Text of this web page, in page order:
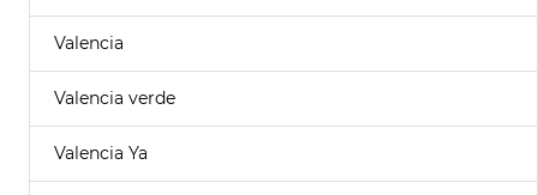
Valencia
Valencia verde
Valencia Ya